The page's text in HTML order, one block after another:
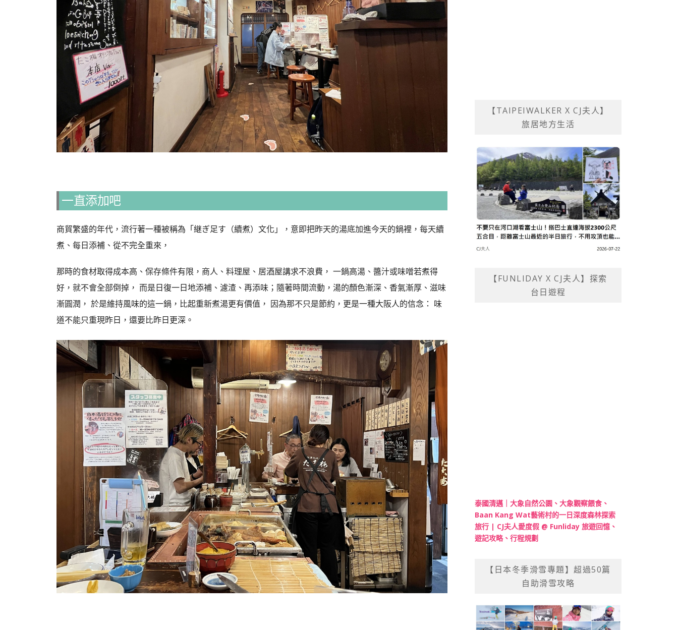
一直添加吧
商貿繁盛的年代，流行著一種被稱為「継ぎ足す（續煮）文化」，意即把昨天的湯底加進今天的鍋裡，每天續
煮、每日添補、從不完全重來，
那時的食材取得成本高、保存條件有限，商人、料理屋、居酒屋講求不浪費， 一鍋高湯、醬汁或味噌若煮得
好，就不會全部倒掉， 而是日復一日地添補、濾渣、再添味；隨著時間流動，湯的顏色漸深、香氣漸厚、滋味
漸圓潤， 於是維持風味的這一鍋，比起重新煮湯更有價值， 因為那不只是節約，更是一種大阪人的信念： 味
道不能只重現昨日，還要比昨日更深。
【TAIPEIWALKER X CJ夫人】
旅居地方生活
【FUNLIDAY X CJ夫人】探索
台日遊程
泰國清邁｜大象自然公園、大象觀察餵食、
Baan Kang Wat藝術村的一日深度森林探索
旅行 | CJ夫人愛度假 @ Funliday 旅遊回憶、
遊記攻略、行程規劃
【日本冬季滑雪專題】超過50篇
自助滑雪攻略